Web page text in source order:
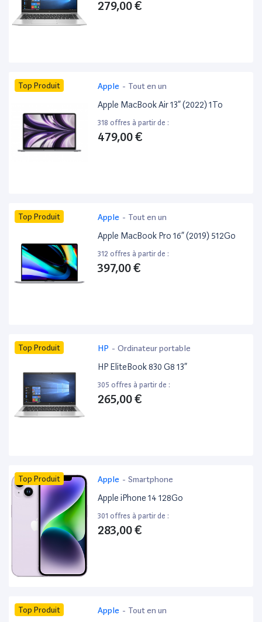
279,00 €
Top Produit Apple - Tout en un
Apple MacBook Air 13” (2022) 1To
318 offres à partir de :
479,00 €
Top Produit Apple - Tout en un
Apple MacBook Pro 16” (2019) 512Go
312 offres à partir de :
397,00 €
Top Produit HP - Ordinateur portable
HP EliteBook 830 G8 13”
305 offres à partir de :
265,00 €
Top Produit Apple - Smartphone
Apple iPhone 14 128Go
301 offres à partir de :
283,00 €
Top Produit Apple - Tout en un